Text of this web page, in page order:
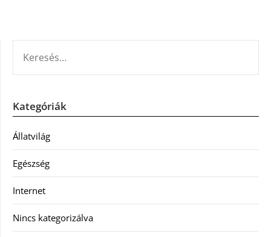
Kategóriák
Állatvilág
Egészség
Internet
Nincs kategorizálva